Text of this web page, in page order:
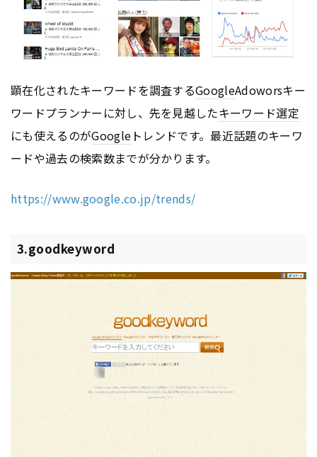
顕在化されたキーワードを調査するGoogleAdoworsキー
ワードプランナーに対し、先を見越したキーワード選定
にも使えるのがGoogle トレンドです。最近話題のキーワ
ードや過去の検索数までが分かります。
https://www.google.co.jp/trends/
3.goodkeyword